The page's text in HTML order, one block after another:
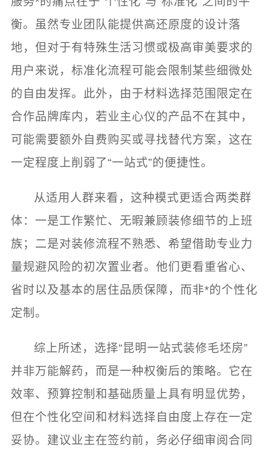
衡。虽然专业团队能提供高还原度的设计落
地，但对于有特殊生活习惯或极高审美要求的
用户来说，标准化流程可能会限制某些细微处
的自由发挥。此外，由于材料选择范围限定在
合作品牌库内，若业主心仪的产品不在其中，
可能需要额外自费购买或寻找替代方案，这在
一定程度上削弱了“一站式”的便捷性。
从适用人群来看，这种模式更适合两类群
体：一是工作繁忙、无暇兼顾装修细节的上班
族；二是对装修流程不熟悉、希望借助专业力
量规避风险的初次置业者。他们更看重省心、
省时以及基本的居住品质保障，而非*的个性化
定制。
综上所述，选择“昆明一站式装修毛坯房”
并非万能解药，而是一种权衡后的策略。它在
效率、预算控制和基础质量上具有明显优势，
但在个性化空间和材料选择自由度上存在一定
妥协。建议业主在签约前，务必仔细审阅合同